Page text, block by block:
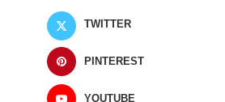
TWITTER
PINTEREST
YOUTUBE